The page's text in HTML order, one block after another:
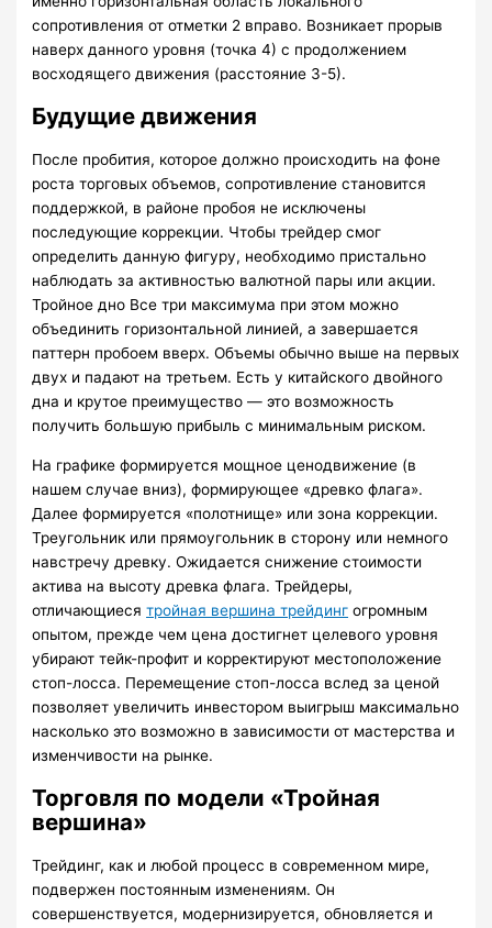
сопротивления от отметки 2 вправо. Возникает прорыв
наверх данного уровня (точка 4) с продолжением
восходящего движения (расстояние 3-5).
Будущие движения
После пробития, которое должно происходить на фоне
роста торговых объемов, сопротивление становится
поддержкой, в районе пробоя не исключены
последующие коррекции. Чтобы трейдер смог
определить данную фигуру, необходимо пристально
наблюдать за активностью валютной пары или акции.
Тройное дно Все три максимума при этом можно
объединить горизонтальной линией, а завершается
паттерн пробоем вверх. Объемы обычно выше на первых
двух и падают на третьем. Есть у китайского двойного
дна и крутое преимущество — это возможность
получить большую прибыль с минимальным риском.
На графике формируется мощное ценодвижение (в
нашем случае вниз), формирующее «древко флага».
Далее формируется «полотнище» или зона коррекции.
Треугольник или прямоугольник в сторону или немного
навстречу древку. Ожидается снижение стоимости
актива на высоту древка флага. Трейдеры,
отличающиесятройная вершина трейдинг огромным
опытом, прежде чем цена достигнет целевого уровня
убирают тейк-профит и корректируют местоположение
стоп-лосса. Перемещение стоп-лосса вслед за ценой
позволяет увеличить инвестором выигрыш максимально
насколько это возможно в зависимости от мастерства и
изменчивости на рынке.
Торговля по модели «Тройная
вершина»
Трейдинг, как и любой процесс в современном мире,
подвержен постоянным изменениям. Он
совершенствуется, модернизируется, обновляется и